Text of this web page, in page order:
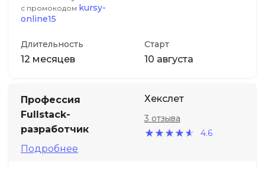
с промокодом kursy-
online15
Длительность
12 месяцев
Старт
10 августа
Профессия
Fullstack-
разработчик
Подробнее
Хекслет
4.6
3 отзыва